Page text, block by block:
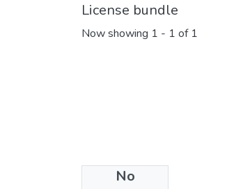
License bundle
Now showing 1 - 1 of 1
No
Collections